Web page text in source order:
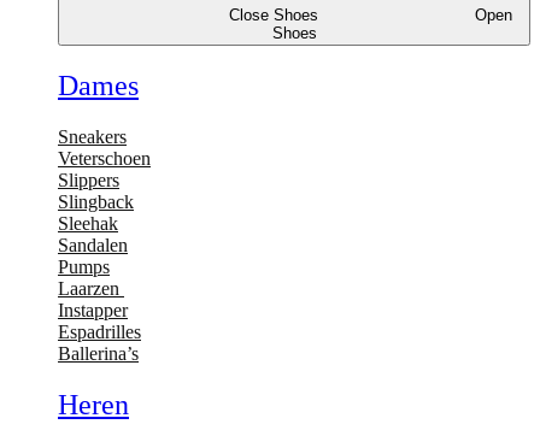
Close Shoes
Open
Shoes
Dames
Sneakers
Veterschoen
Slippers
Slingback
Sleehak
Sandalen
Pumps
Laarzen
Instapper
Espadrilles
Ballerina’s
Heren